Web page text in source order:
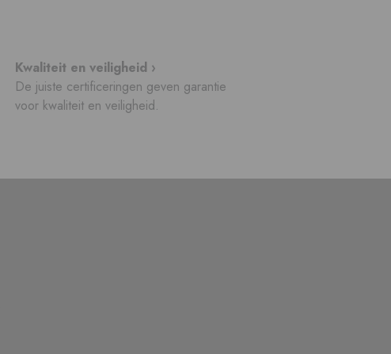
Kwaliteit en veiligheid ›
De juiste certificeringen geven garantie
voor kwaliteit en veiligheid.